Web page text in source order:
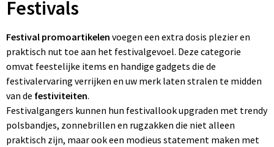
Wonen
Thuiswerken
Festivals
Festival promoartikelen voegen een extra dosis plezier en
praktisch nut toe aan het festivalgevoel. Deze categorie
omvat feestelijke items en handige gadgets die de
festivalervaring verrijken en uw merk laten stralen te midden
van de festiviteiten.
Festivalgangers kunnen hun festivallook upgraden met trendy
polsbandjes, zonnebrillen en rugzakken die niet alleen
praktisch zijn, maar ook een modieus statement maken met